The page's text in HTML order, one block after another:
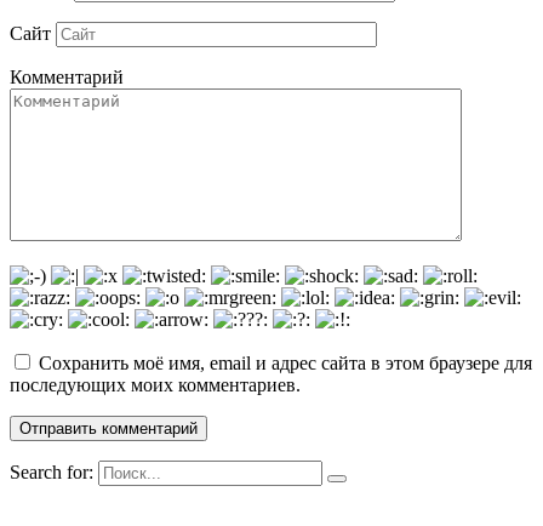
Сайт
Комментарий
Сохранить моё имя, email и адрес сайта в этом браузере для
последующих моих комментариев.
Search for: